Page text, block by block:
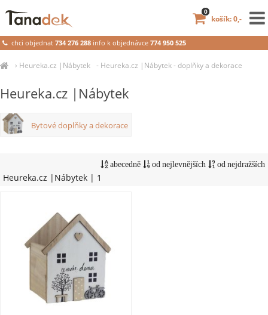
› Heureka.cz |Nábytek - Heureka.cz |Nábytek - doplňky a dekorace
Heureka.cz |Nábytek
Bytové doplňky a dekorace
abecedně od nejlevnějších od nejdražších
Heureka.cz |Nábytek | 1
chci objednat734 276 288 info k objednávce 774 950 525
košík: 0,-
0